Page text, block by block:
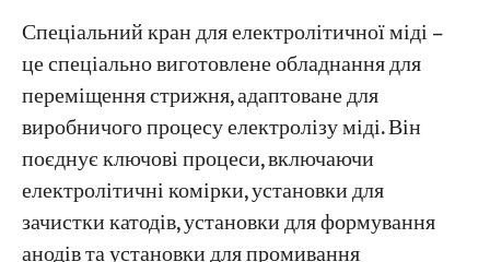
Спеціальний кран для електролітичної міді –
це спеціально виготовлене обладнання для
переміщення стрижня, адаптоване для
виробничого процесу електролізу міді. Він
поєднує ключові процеси, включаючи
електролітичні комірки, установки для
зачистки катодів, установки для формування